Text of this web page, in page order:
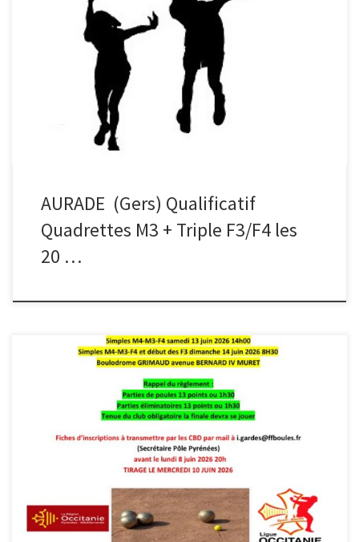
Pôle Pyrénées AURADE (Gers) Qualificatif Quadrettes M3 + Triple
F3/F4 les 20 et 21 Juin 2026 Pôle Pyrénées Toulouse le 10 mai
2026 Quadrettes M3 : ce qualificatif est ouvert à toutes les
équipes M3 du pôle Pyrénées ainsi Que les participants aux
concours dédiés de la 7ème […]
AURADE (Gers) Qualificatif
Quadrettes M3 + Triple F3/F4 les
20 …
F4 Cécile Gehant championne Pôle Pyrénées en simples F4.
nos féminines pour ce troisième titre décroché cette saison. M4 M3
F3 gerard.moreno82@gmail.com